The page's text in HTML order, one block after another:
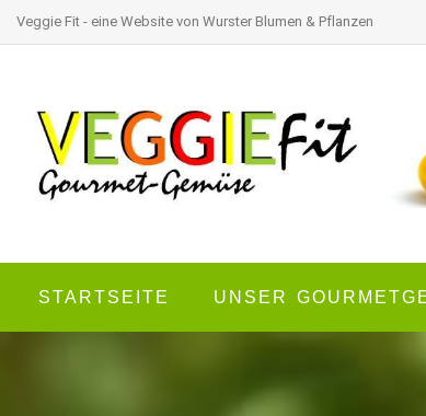
Veggie Fit - eine Website von Wurster Blumen & Pflanzen
STARTSEITE UNSER